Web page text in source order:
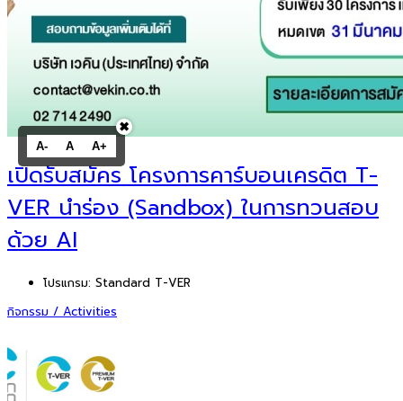
เปิดรับสมัคร โครงการคาร์บอนเครดิต T-
VER นำร่อง (Sandbox) ในการทวนสอบ
ด้วย AI
โปรแกรม: Standard T-VER
กิจกรรม / Activities
A- A A+
✖